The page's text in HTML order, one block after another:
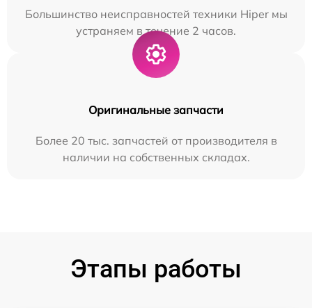
Большинство неисправностей техники Hiper мы
устраняем в течение 2 часов.
Оригинальные запчасти
Более 20 тыс. запчастей от производителя в
наличии на собственных складах.
Этапы работы